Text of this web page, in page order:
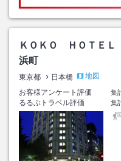
ＫＯＫＯ ＨＯＴＥ
浜町
東京都 日本橋
地図
お客様アンケート評価
集
るるぶトラベル評価
集